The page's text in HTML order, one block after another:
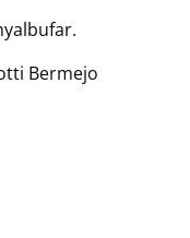
Bermejo